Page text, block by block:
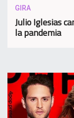
GIRA
Julio Iglesias
la pandemia